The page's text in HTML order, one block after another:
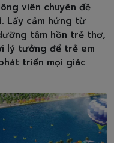
viên chuyên đề
Lấy cảm hứng từ
tâm hồn trẻ thơ,
lý tưởng để trẻ em
triển mọi giác